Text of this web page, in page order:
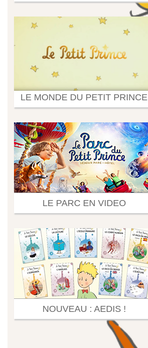
LE MONDE DU PETIT PRINCE
LE PARC EN VIDEO
NOUVEAU : AEDIS !